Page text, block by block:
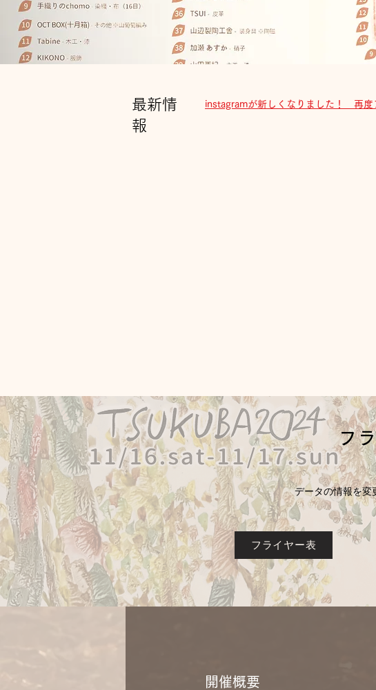
最新情
報
instagramが新しくなりました！ 再度
フ
データの情報を変
フライヤー表
開催概要